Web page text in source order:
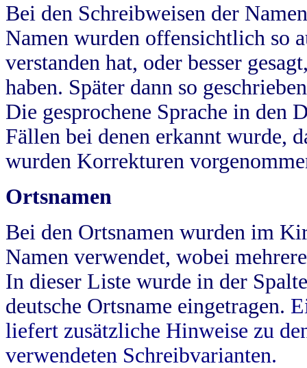
Bei den Schreibweisen der
Namen wurden offensichtlich so
verstanden hat, oder besser
haben. Später dann so
Die gesprochene Sprache in
Fällen bei denen erkannt wurde,
wurden Korrekturen
Ortsnamen
Bei den Ortsnamen wurden im
Namen verwendet, wobei
In dieser Liste wurde in der
deutsche Ortsname eingetragen.
liefert zusätzliche Hinweise zu
verwendeten Schreibvarianten.